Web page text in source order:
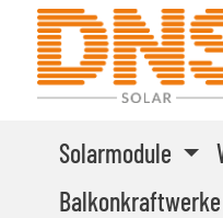
Hauptinhalt
Zur Suche springen
Zur
Solarmodule
Balkonkraftwerke